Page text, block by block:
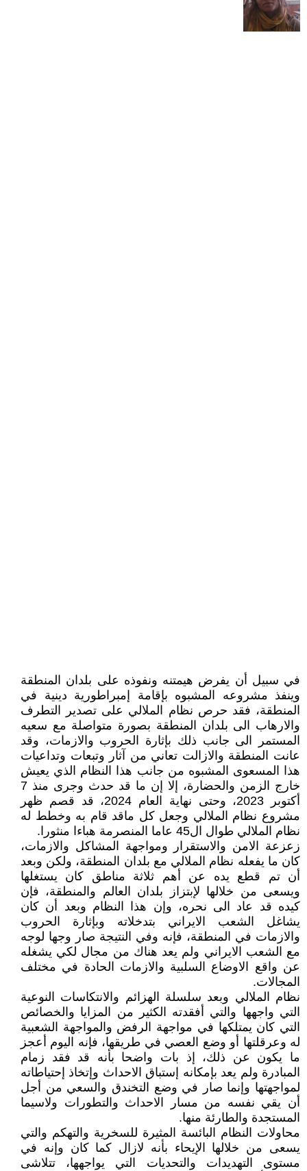
في سبيل أن يفرض هيمتنه ونفوذه على بلدان المنطقة
وينفذ مشروعه المشبوه بإقامة إمبراطورية دينية في
المنطقة، فقد حرص نظام الملالي على تصدير التطرف
والارهاب الى بلدان المنطقة بصورة متواصلة مع سعيه
المستمر الى جانب ذلك بإثارة الحروب والازمات، وقد
عانت المنطقة والازالت تعاني من آثار وتبعات وتداعيات
هذا المسعوى المشبوه من جانب هذا النظام الذي يعيش
خارج الزمن والحضارة، إلا إن ما قد حدث وجرى منذ 7
أکتوبر 2023، وحتى نهاية العام 2024، قد قصم ظهر
مشروع نظام الملالي وجعل کل ماقد قام به وخطط له
نظام الملالي طوال ال45 عاما المنصرمة هباءا منثورا.
زعزعة الامن والاستقرار ومواجهة المشاکل والازمات،
کان ما يفعله نظام الملالي مع بلدان المنطقة، ولکن وبعد
أن تم قطع يده عن أهم ثلاثة مناطق کان يستغلها
ويسعى من خلالها لإبتزاز بلدان العالم والمنطقة، فإن
کيده قد عاد الى نحره، وإن هذا النظام وبعد أن کان
يشاغل الشعب الايراني بتدخلاته وبإثارة الحروب
والازمات في المنطقة، فإنه وفي النتيجة صار وجها لوجه
مع الشعب الايراني ولم يعد هناك من مجال لکي يشغله
عن واقع الاوضاع السلبية والازمات الحادة في مختلف
المجالات.
نظام الملالي وبعد سلسلة الهزائم والانتکاسات النوعية
التي واجهها والتي أفقدته الکثير من المزايا والخصائص
التي کان يمتلکها في مواجهة الرفض والمواجهة الشعبية
له وعرقلتها أو وضع العصي في طريقها، فإنه اليوم أعجز
ما يکون عن ذلك، إذ بات واضحا بأنه قد فقد زمام
المبادرة ولم يعد بإمکانه إستباق الاحداث وإتخاذ إحتياطاته
لمواجهتها وإنما صار في وضع التخندق والسعي من أجل
أن يقي نفسه من مسار الاحداث والتطورات ولاسيما
المستجدة والطارئة منها.
محاولات النظام البائسة المثيرة للسخرية والتهکم والتي
يسعى من خلالها الإيحاء بأنه لازال کما کان وإنه في
مستوى التهديدات والتحديات التي يواجهها، تتلاشى